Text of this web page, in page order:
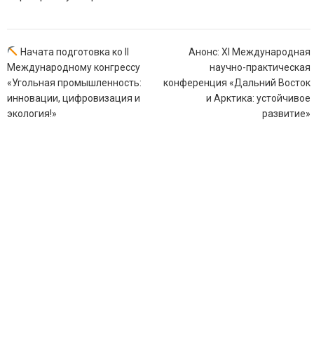
Навигация
по
записям
Начата подготовка ко II
Международному конгрессу
«Угольная промышленность:
инновации, цифровизация и
экология!»
Анонс: XI Международная
научно-практическая
конференция «Дальний Восток
и Арктика: устойчивое
развитие»